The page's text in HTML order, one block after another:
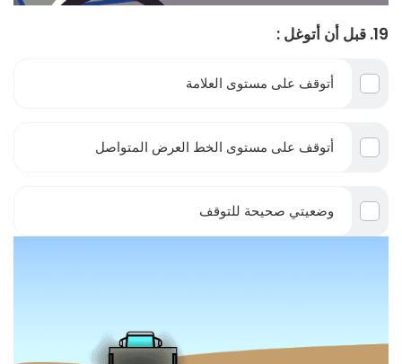
19. قبل أن أتوغل :
أتوقف على مستوى العلامة
أتوقف على مستوى الخط العرض المتواصل
وضعيتي صحيحة للتوقف